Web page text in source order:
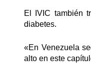
El IVIC también
diabetes.
«En Venezuela
alto en este